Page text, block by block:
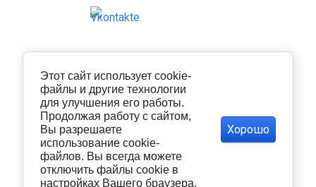
Этот сайт использует cookie-
файлы и другие технологии
для улучшения его работы.
Продолжая работу с сайтом,
Вы разрешаете
использование cookie-
файлов. Вы всегда можете
отключить файлы cookie в
настройках Вашего браузера.
Хорошо